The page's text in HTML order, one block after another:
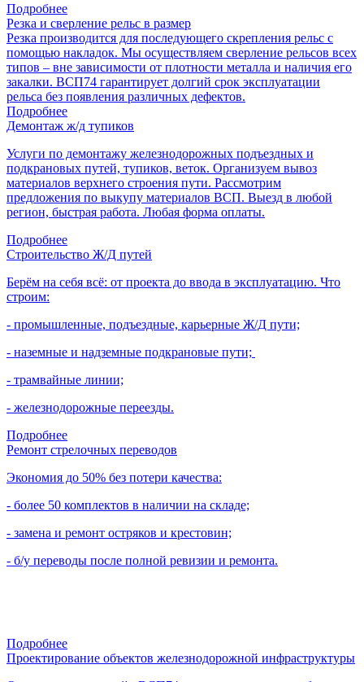
Подробнее
Резка и сверление рельс в размер
Резка производится для последующего скрепления рельс с
помощью накладок. Мы осуществляем сверление рельсов всех
типов – вне зависимости от плотности металла и наличия его
закалки. ВСП74 гарантирует долгий срок эксплуатации
рельса без появления различных дефектов.
Подробнее
Демонтаж ж/д тупиков
Услуги по демонтажу железнодорожных подъездных и
подкрановых путей, тупиков, веток. Организуем вывоз
материалов верхнего строения пути. Рассмотрим
предложения по выкупу материалов ВСП. Выезд в любой
регион, быстрая работа. Любая форма оплаты.
Подробнее
Строительство Ж/Д путей
Берём на себя всё: от проекта до ввода в эксплуатацию. Что
строим:
- промышленные, подъездные, карьерные Ж/Д пути;
- наземные и надземные подкрановые пути;
- трамвайные линии;
- железнодорожные переезды.
Подробнее
Ремонт стрелочных переводов
Экономия до 50% без потери качества:
- более 50 комплектов в наличии на складе;
- замена и ремонт остряков и крестовин;
- б/у переводы после полной ревизии и ремонта.
Подробнее
Проектирование объектов железнодорожной инфраструктуры